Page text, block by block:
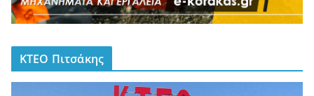
ΚΤΕΟ Πιτσάκης